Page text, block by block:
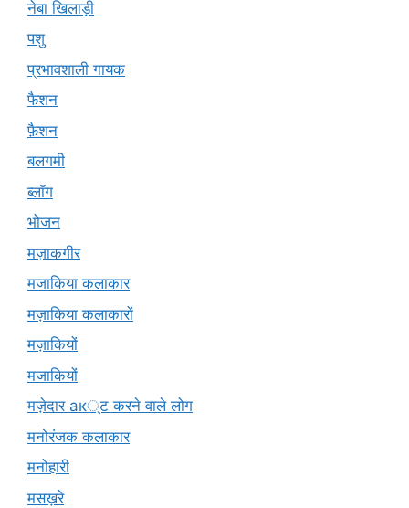
नेबा खिलाड़ी
पशु
प्रभावशाली गायक
फैशन
फ़ैशन
बलगमी
ब्लॉग
भोजन
मज़ाकगीर
मजाकिया कलाकार
मज़ाकिया कलाकारों
मज़ाकियों
मजाकियों
मज़ेदार ак्ट करने वाले लोग
मनोरंजक कलाकार
मनोहारी
मसख़रे